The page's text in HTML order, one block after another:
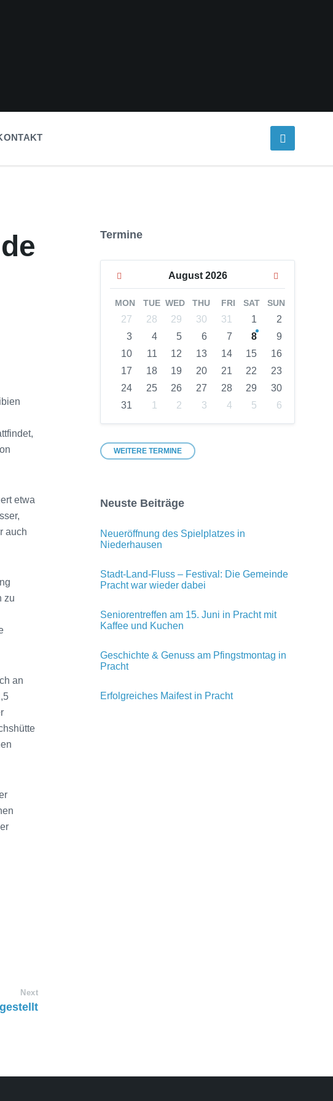
etwa
auch
zu
an
Next
Termine
August 2026
Next
MON TUE WED THU FRI SAT SUN
Skip
days
27 28 29 30 31 1
2
3
4 5 6 7 8
9
10
11 12 13 14 15
16
17
18 19 20 21 22
23
24
25 26 27 28 29
30
31
1 2 3 4 5
6
calendar
days
WEITERE TERMINE
Neuste Beiträge
Neueröffnung des Spielplatzes in
Niederhausen
Stadt-Land-Fluss – Festival: Die Gemeinde
Pracht war wieder dabei
Seniorentreffen am 15. Juni in Pracht mit
Kaffee und Kuchen
Geschichte & Genuss am Pfingstmontag in
Pracht
Erfolgreiches Maifest in Pracht